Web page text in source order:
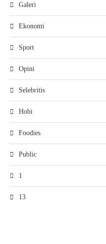
Galeri
Ekonomi
Sport
Opini
Selebritis
Hobi
Foodies
Public
1
13